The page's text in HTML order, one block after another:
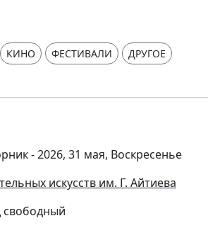
КИНО ФЕСТИВАЛИ ДРУГОЕ
- 2026, 31 мая, Воскресенье
искусств им. Г. Айтиева
свободный